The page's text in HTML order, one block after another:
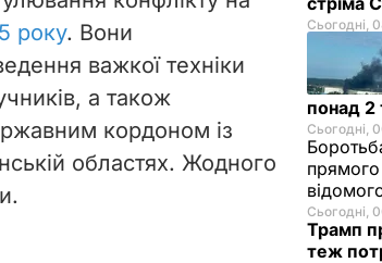
року. Вони
важкої техніки
а також
кордоном із
областях. Жодного
Сьогодні,
понад 2
Сьогодні,
Сьогодні,
Трамп
теж